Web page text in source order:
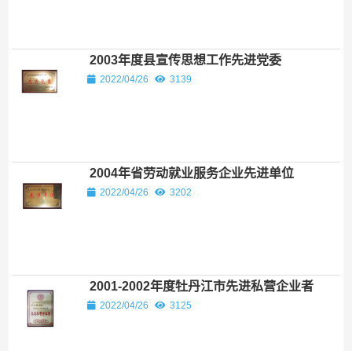
2003年度县宣传思想工作先进党委
2022/04/26 3139
2004年省劳动就业服务企业先进单位
2022/04/26 3202
2001-2002年度牡丹江市先进私营企业者
2022/04/26 3125